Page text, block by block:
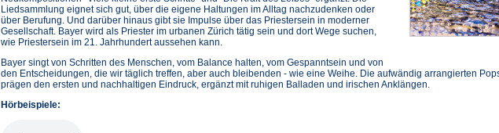
Liedsammlung eignet sich gut, über die eigene Haltungen im Alltag nachzudenken oder
über Berufung. Und darüber hinaus gibt sie Impulse über das Priestersein in moderner
Gesellschaft. Bayer wird als Priester im urbanen Zürich tätig sein und dort Wege suchen,
wie Priestersein im 21. Jahrhundert aussehen kann.
Bayer singt von Schritten des Menschen, vom Balance halten, vom Gespanntsein und von
den Entscheidungen, die wir täglich treffen, aber auch bleibenden - wie eine Weihe. Die aufwändig arrangierten
prägen den ersten und nachhaltigen Eindruck, ergänzt mit ruhigen Balladen und irischen Anklängen.
Hörbeispiele: